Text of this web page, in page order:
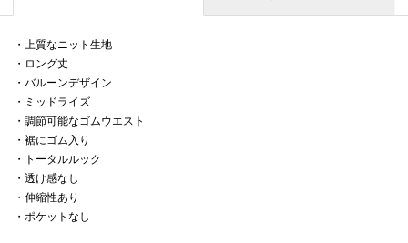
・上質なニット生地
・ロング丈
・バルーンデザイン
・ミッドライズ
・調節可能なゴムウエスト
・裾にゴム入り
・トータルルック
・透け感なし
・伸縮性あり
・ポケットなし